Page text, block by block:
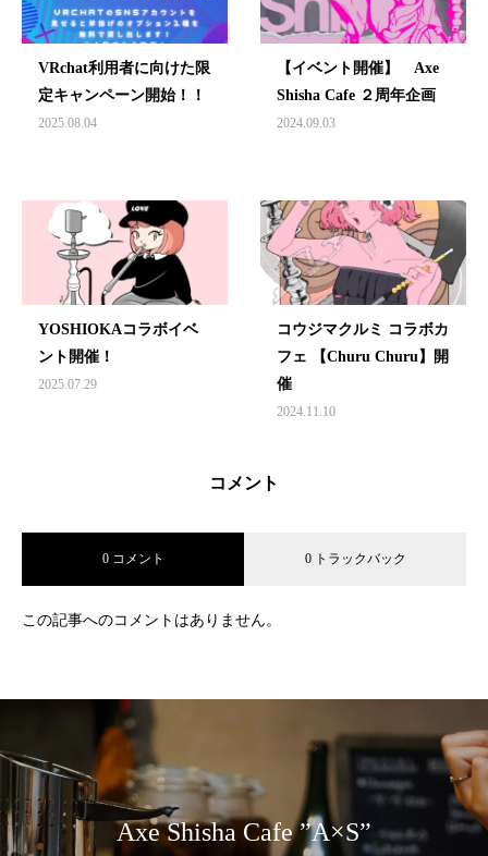
VRchat利用者に向けた限
定キャンペーン開始！！
2025.08.04
【イベント開催】 Axe
Shisha Cafe ２周年企画
2024.09.03
YOSHIOKAコラボイベ
ント開催！
2025.07.29
コウジマクルミ コラボカ
フェ 【Churu Churu】開
催
2024.11.10
コメント
0 コメント 0 トラックバック
この記事へのコメントはありません。
Axe Shisha Cafe ”A×S”